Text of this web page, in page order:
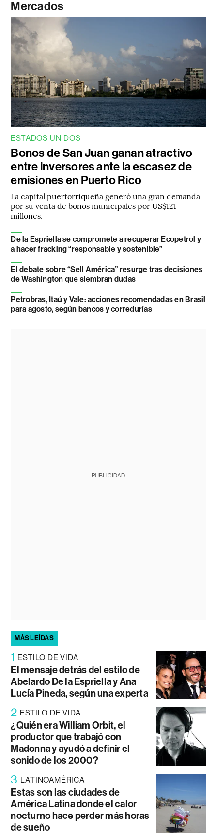
Mercados
ESTADOS UNIDOS
Bonos de San Juan ganan atractivo
entre inversores ante la escasez de
emisiones en Puerto Rico
La capital puertorriqueña generó una gran demanda
por su venta de bonos municipales por US$121
millones.
De la Espriella se compromete a recuperar Ecopetrol y
a hacer fracking “responsable y sostenible”
El debate sobre “Sell América” resurge tras decisiones
de Washington que siembran dudas
Petrobras, Itaú y Vale: acciones recomendadas en Brasil
para agosto, según bancos y corredurías
PUBLICIDAD
MÁS LEÍDAS
1 ESTILO DE VIDA
El mensaje detrás del estilo de
Abelardo De la Espriella y Ana
Lucía Pineda, según una experta
2 ESTILO DE VIDA
¿Quién era William Orbit, el
productor que trabajó con
Madonna y ayudó a definir el
sonido de los 2000?
3 LATINOAMÉRICA
Estas son las ciudades de
América Latina donde el calor
nocturno hace perder más horas
de sueño